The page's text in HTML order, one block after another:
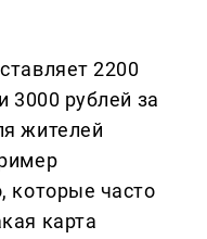
2200
3000 рублей за
жителей
которые часто
карта